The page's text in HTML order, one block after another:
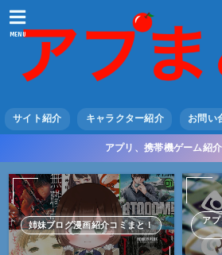
MENU
サイト紹介 キャラクター紹介 お問い
アプリ、携帯機ゲーム紹
姉妹ブログ漫画紹介コミまと！
アプ